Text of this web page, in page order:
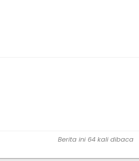
Berita ini 64 kali dibaca